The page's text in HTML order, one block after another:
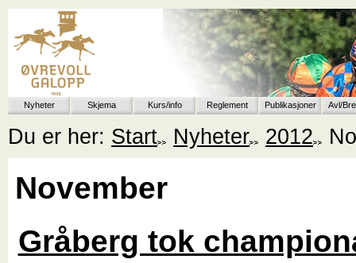
Nyheter Skjema Kurs/info Reglement Publikasjoner Avl/
Du er her: Start Nyheter 2012
November
Gråberg tok